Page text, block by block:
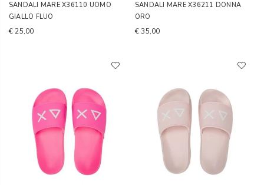
SANDALI MARE X36110 UOMO
GIALLO FLUO
€ 25,00
SANDALI MARE X36211 DONNA
ORO
€ 35,00